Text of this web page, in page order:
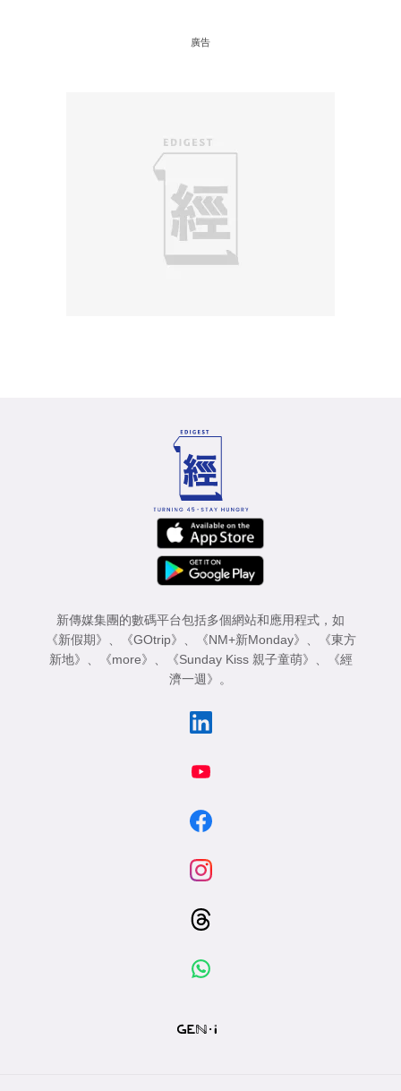
廣告
新傳媒集團的數碼平台包括多個網站和應用程式，如
《新假期》
《GOtrip》 《NM+新Monday》
《東方
新地》
《more》 《Sunday Kiss 親子童萌》
《經
濟一週》
。